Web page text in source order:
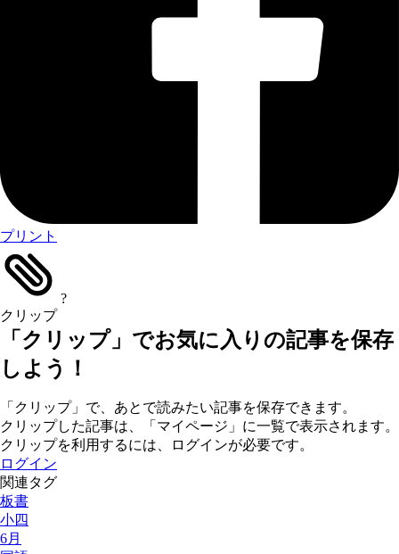
プリント
クリップ
?
「クリップ」でお気に入りの記事を保存
しよう！
「クリップ」で、あとで読みたい記事を保存できます。
クリップした記事は、「マイページ」に一覧で表示されます。
クリップを利用するには、ログインが必要です。
ログイン
関連タグ
板書
小四
6月